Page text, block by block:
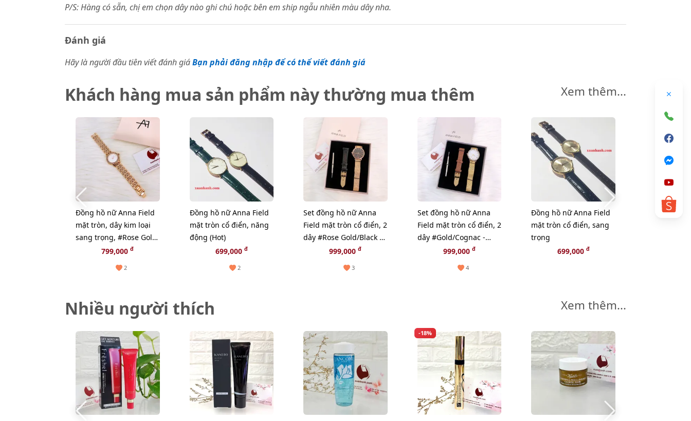
P/S: Hàng có sẵn, chị em chọn dây nào ghi chú hoặc bên em ship ngẫu nhiên màu dây nha.
Đánh giá
Hãy là người đầu tiên viết đánh giáBạn phải đăng nhập để có thể viết đánh giá
Khách hàng mua sản phẩm này thường mua thêm Xem thêm...
Đồng hồ nữ Anna Field
mặt tròn, dây kim loại
sang trọng, #Rose Gold
799,000đ
2
Đồng hồ nữ Anna Field
mặt tròn cổ điển, năng
động (Hot)
699,000 đ
2
Set đồng hồ nữ Anna
Field mặt tròn cổ điển, 2
dây #Rose Gold/Black -
999,000đ
3
Set đồng hồ nữ Anna
Field mặt tròn cổ điển, 2
dây #Gold/Cognac -
999,000đ
4
Đồng hồ nữ Anna Field
mặt tròn cổ điển, sang
trọng
699,000 đ
Đồng hồ nữ
Nhiều người thích Xem thêm...
-18%